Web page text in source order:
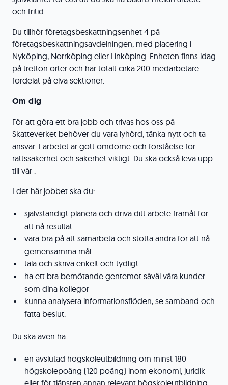
och fritid.
Du tillhör företagsbeskattningsenhet 4 på
företagsbeskattningsavdelningen, med placering i
Nyköping, Norrköping eller Linköping. Enheten finns idag
på tretton orter och har totalt cirka 200 medarbetare
fördelat på elva sektioner.
Om dig
För att göra ett bra jobb och trivas hos oss på
Skatteverket behöver du vara lyhörd, tänka nytt och ta
ansvar. I arbetet är gott omdöme och förståelse för
rättssäkerhet och säkerhet viktigt. Du ska också leva upp
till vår .
I det här jobbet ska du:
självständigt planera och driva ditt arbete framåt för
att nå resultat
vara bra på att samarbeta och stötta andra för att nå
gemensamma mål
tala och skriva enkelt och tydligt
ha ett bra bemötande gentemot såväl våra kunder
som dina kollegor
kunna analysera informationsflöden, se samband och
fatta beslut.
Du ska även ha:
en avslutad högskoleutbildning om minst 180
högskolepoäng (120 poäng) inom ekonomi, juridik
eller för tjänsten annan relevant högskoleutbildning,